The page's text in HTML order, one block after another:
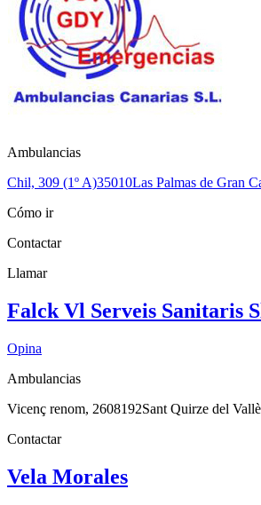
Ambulancias
Chil, 309 (1º A)35010Las Palmas de Gran
Cómo ir
Contactar
Llamar
Falck Vl Serveis Sanitaris
Opina
Ambulancias
Vicenç renom, 2608192Sant Quirze del
Contactar
Vela Morales